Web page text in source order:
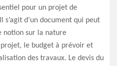
pour un projet de
d’un document qui peut
notion sur la nature
le budget à prévoir et
des travaux. Le devis du